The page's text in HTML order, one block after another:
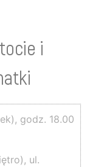
i
godz. 18.00
ul.